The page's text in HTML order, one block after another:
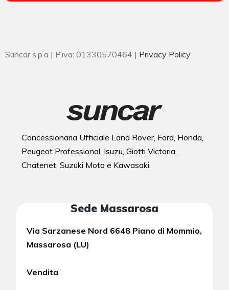
Suncar s.p.a | P.iva: 01330570464 | Privacy Policy
Concessionaria Ufficiale Land Rover, Ford, Honda,
Peugeot Professional, Isuzu, Giotti Victoria,
Chatenet, Suzuki Moto e Kawasaki.
Sede Massarosa
Via Sarzanese Nord 6648 Piano di Mommio,
Massarosa (LU)
Vendita